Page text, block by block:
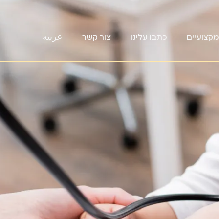
כתבו עלינו צור קשר عربيه